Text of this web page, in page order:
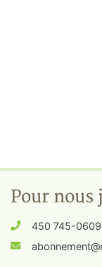
Pour nous
450 745-0609